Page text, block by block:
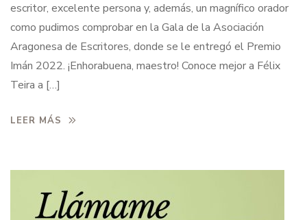
escritor, excelente persona y, además, un magnífico orador
como pudimos comprobar en la Gala de la Asociación
Aragonesa de Escritores, donde se le entregó el Premio
Imán 2022. ¡Enhorabuena, maestro! Conoce mejor a Félix
Teira a […]
LEER MÁS